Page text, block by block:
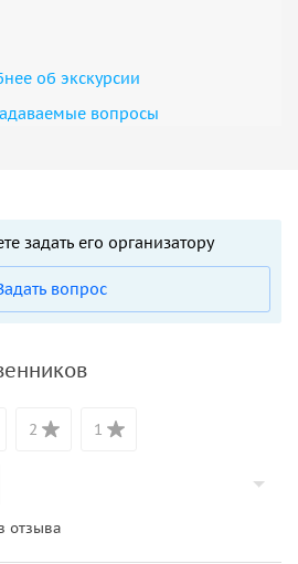
об экскурсии
вопросы
задать его организатору
вопрос
2 1
отзыва